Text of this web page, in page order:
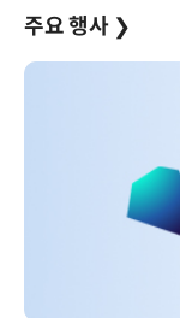
주요 행사 ❯